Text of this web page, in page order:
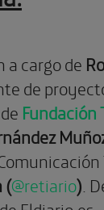
a cargode
de
Fundación
(@retiario) .